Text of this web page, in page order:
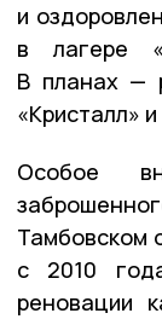
и
в лагере
В планах —
«Кристалл»
Особое
Тамбовском
с 2010
реновации